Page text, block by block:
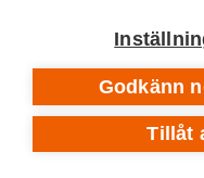
Godkänn
Tillåt